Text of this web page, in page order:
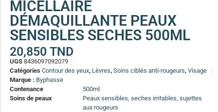
(13)
Soin anti-pelliculaire(12)
Soin pointes cassantes et fourchues(12)
Soins Solaires Ciblés
Pour chaque type de peau, une solution
Soins cibés adultes
Soins ciblé bébé (0-5 ans)(4)
MICELLAIRE
DÉMAQUILLANTE PEAUX
SENSIBLES SECHES 500ML
20,850 TND
UGS 8436097092079
Catégories Contour des yeux, Lèvres, Soins ciblés anti-rougeurs, Visage
Marque : Byphasse
Contenance
500ml
Soins de peaux
Peaux sensibles, seches irritables, sujettes
aux rougeurs